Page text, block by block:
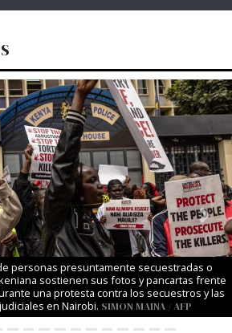
personas presuntamente secuestradas o
sostienen sus fotos y pancartas frente
una protesta contra los secuestros y las
en Nairobi. SIMON MAINA / AFP
Next